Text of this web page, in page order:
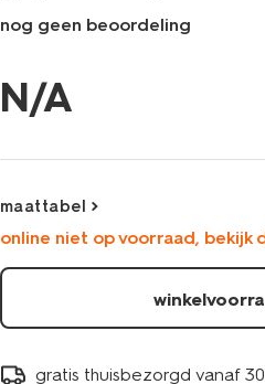
nog geen beoordeling
contrast-
grijsmelange-
23686640GREYMELANGE.html
N/A
maattabel
online niet op voorraad, bekijk
gratis thuisbezorgd vanaf